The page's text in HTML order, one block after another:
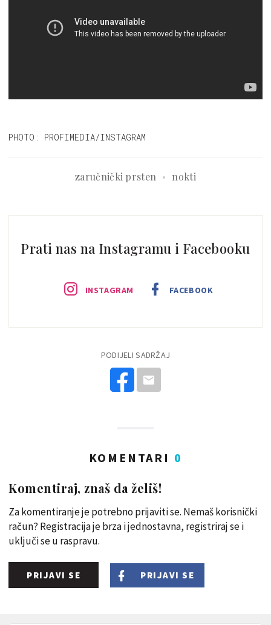
PHOTO: PROFIMEDIA/INSTAGRAM
zaručnički prsten nokti
Prati nas na Instagramu i Facebooku
INSTAGRAM FACEBOOK
PODIJELI SADRŽAJ
KOMENTARI 0
Komentiraj, znaš da želiš!
Za komentiranje je potrebno prijaviti se. Nemaš korisnički
račun? Registracija je brza i jednostavna, registriraj se i
uključi se u raspravu.
PRIJAVI SE PRIJAVI SE